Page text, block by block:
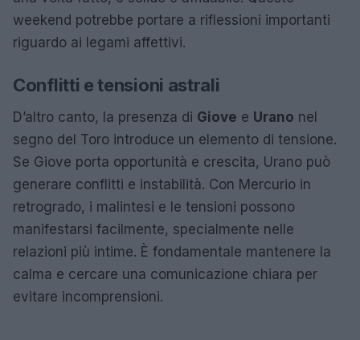
weekend potrebbe portare a riflessioni importanti
riguardo ai legami affettivi.
Conflitti e tensioni astrali
D’altro canto, la presenza di Giove e Urano nel
segno del Toro introduce un elemento di tensione.
Se Giove porta opportunità e crescita, Urano può
generare conflitti e instabilità. Con Mercurio in
retrogrado, i malintesi e le tensioni possono
manifestarsi facilmente, specialmente nelle
relazioni più intime. È fondamentale mantenere la
calma e cercare una comunicazione chiara per
evitare incomprensioni.